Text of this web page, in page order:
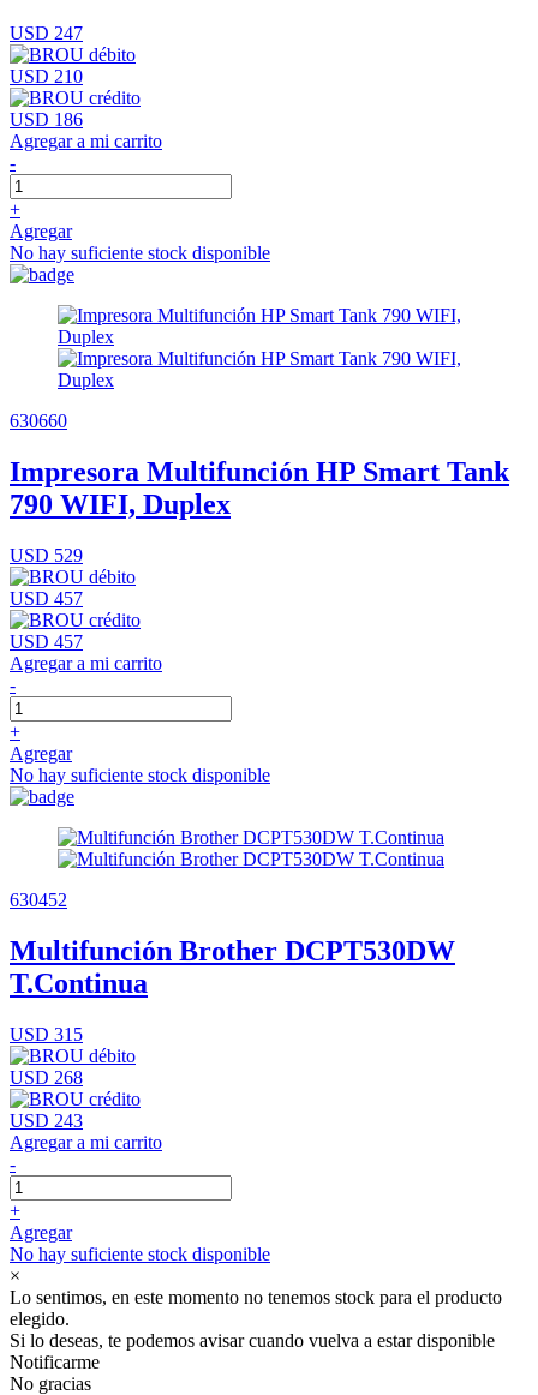
USD 247
USD 210
USD 186
Agregar a mi carrito
-
+
Agregar
No hay suficiente stock disponible
630660
Impresora Multifunción HP Smart Tank
790 WIFI, Duplex
USD 529
USD 457
USD 457
Agregar a mi carrito
-
+
Agregar
No hay suficiente stock disponible
630452
Multifunción Brother DCPT530DW
T.Continua
USD 315
USD 268
USD 243
Agregar a mi carrito
-
+
Agregar
No hay suficiente stock disponible
×
Lo sentimos, en este momento no tenemos stock para el producto
elegido.
Si lo deseas, te podemos avisar cuando vuelva a estar disponible
Notificarme
No gracias